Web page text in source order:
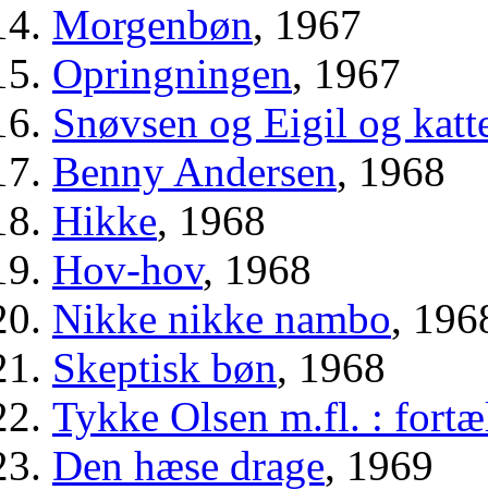
Morgenbøn, 1967
Opringningen, 1967
Snøvsen og Eigil og
Benny Andersen, 1968
Hikke, 1968
Hov-hov, 1968
Nikke nikke nambo,
Skeptisk bøn, 1968
Tykke Olsen m.fl. :
Den hæse drage, 1969